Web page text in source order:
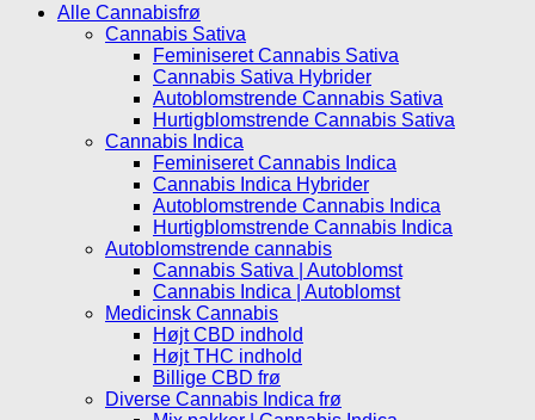
Alle Cannabisfrø
Cannabis Sativa
Feminiseret Cannabis Sativa
Cannabis Sativa Hybrider
Autoblomstrende Cannabis Sativa
Hurtigblomstrende Cannabis Sativa
Cannabis Indica
Feminiseret Cannabis Indica
Cannabis Indica Hybrider
Autoblomstrende Cannabis Indica
Hurtigblomstrende Cannabis Indica
Autoblomstrende cannabis
Cannabis Sativa | Autoblomst
Cannabis Indica | Autoblomst
Medicinsk Cannabis
Højt CBD indhold
Højt THC indhold
Billige CBD frø
Diverse Cannabis Indica frø